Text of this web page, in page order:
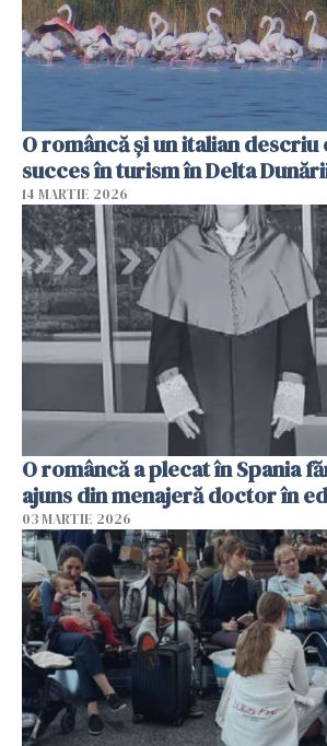
O româncă și un italian
succes în turism în Delta
14 MARTIE 2026
O româncă a plecat în Spania
ajuns din menajeră doctor în
03 MARTIE 2026